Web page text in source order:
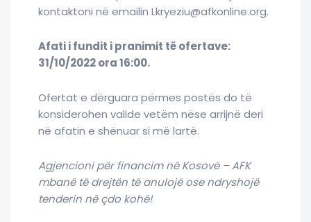
kontaktoni në emailin Lkryeziu@afkonline.org.
Afati i fundit i pranimit të ofertave:
31/10/2022 ora 16:00.
Ofertat e dërguara përmes postës do të
konsiderohen valide vetëm nëse arrijnë deri
në afatin e shënuar si më lartë.
Agjencioni për financim në Kosovë – AFK
mbanë të drejtën të anulojë ose ndryshojë
tenderin në çdo kohë!